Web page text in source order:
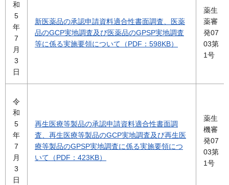
和
5
年
7
月
3
日
新医薬品の承認申請資料適合性書面調査、医薬
品のGCP実地調査及び医薬品のGPSP実地調査
等に係る実施要領について（PDF：598KB）
薬生
薬審
発07
03第
1号
令
和
5
年
7
月
3
日
再生医療等製品の承認申請資料適合性書面調
査、再生医療等製品のGCP実地調査及び再生医
療等製品のGPSP実地調査に係る実施要領につ
いて（PDF：423KB）
薬生
機審
発07
03第
1号